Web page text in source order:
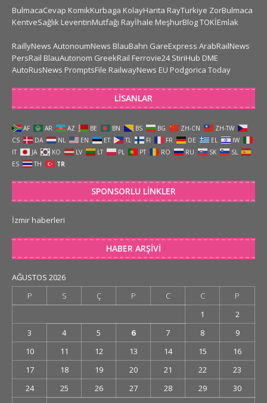
BulmacaCevap KomikKurbaga KolayHarita RayTurkiye ZorBulmaca
KentveSağlık LeventinMutfağı Rayİhale MeşhurBlogTOKİEmlak
RaillyNews AutonoumNews BlauBahn GareExpress ArabRailNews
PersRail BlauAutonom GreekRail Ferrovie24 StiriHub DME
AutoRusNews PromptsFile RailwayNews EU Podgorica Today
LISANLAR
AF AR AZ BE BN BS BG ZH-CN
ZH-TW
CS
DA NL EN ET TL FI FR DE EL
IW
IT
JA KO LV LT PL PT RO RU SK
SL
ES
TH TR
SPONSORLU LINKLER
İzmir haberleri
HABER ARŞIVI
AĞUSTOS 2026
P
S Ç P C C
P
1
2
3
4 5 6 7 8
9
10
11 12 13 14 15
16
17
18 19 20 21 22
23
24
25 26 27 28 29
30